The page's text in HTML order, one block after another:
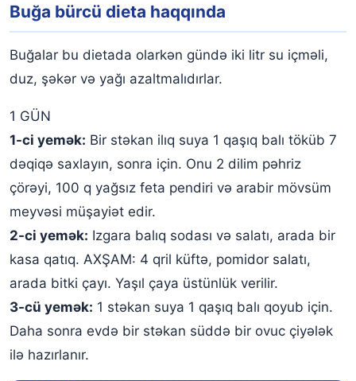
Buğa bürcü dieta haqqında
Buğalar bu dietada olarkən gündə iki litr su içməli,
duz, şəkər və yağı azaltmalıdırlar.
1 GÜN
1-ci yemək: Bir stəkan ilıq suya 1 qaşıq balı töküb 7
dəqiqə saxlayın, sonra için. Onu 2 dilim pəhriz
çörəyi, 100 q yağsız feta pendiri və arabir mövsüm
meyvəsi müşayiət edir.
2-ci yemək: Izgara balıq sodası və salatı, arada bir
kasa qatıq. AXŞAM: 4 qril küftə, pomidor salatı,
arada bitki çayı. Yaşıl çaya üstünlük verilir.
3-cü yemək: 1 stəkan suya 1 qaşıq balı qoyub için.
Daha sonra evdə bir stəkan süddə bir ovuc çiyələk
ilə hazırlanır.